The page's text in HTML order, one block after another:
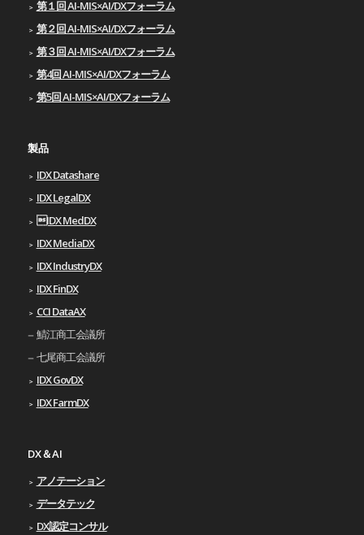
第１回 AI-MIS×AI/DXフォーラム
第２回 AI-MIS×AI/DXフォーラム
第３回 AI-MIS×AI/DXフォーラム
第4回 AI-MIS×AI/DXフォーラム
第5回 AI-MIS×AI/DXフォーラム
製品
IDX Datashare
IDX LegalDX
IDX MedDX
IDX MediaDX
IDX IndustryDX
IDX FinDX
CCI DataAX
鯖江商工会議所
七尾商工会議所
IDX GovDX
IDX FarmDX
DX＆AI
アノテーション
データテック
DX認定コンサル